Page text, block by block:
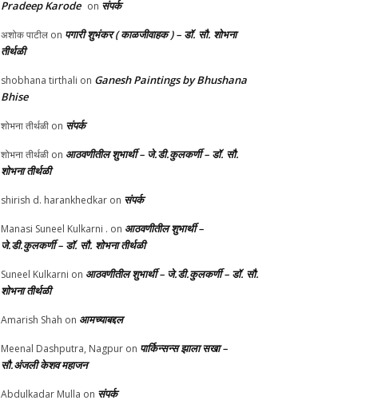
Pradeep Karode on संपर्क
अशोक पाटील on पगारी शुभंकर ( काळजीवाहक ) – डॉ. सौ. शोभना
तीर्थळी
shobhana tirthali on Ganesh Paintings by Bhushana
Bhise
शोभना तीर्थळी on संपर्क
शोभना तीर्थळी on आठवणीतील शुभार्थी – जे.डी.कुलकर्णी – डॉ. सौ.
शोभना तीर्थळी
shirish d. harankhedkar on संपर्क
Manasi Suneel Kulkarni . on आठवणीतील शुभार्थी –
जे.डी.कुलकर्णी – डॉ. सौ. शोभना तीर्थळी
Suneel Kulkarni on आठवणीतील शुभार्थी – जे.डी.कुलकर्णी – डॉ. सौ.
शोभना तीर्थळी
Amarish Shah on आमच्याबद्दल
Meenal Dashputra, Nagpur on पार्किन्सन्स झाला सखा –
सौ.अंजली केशव महाजन
Abdulkadar Mulla on संपर्क